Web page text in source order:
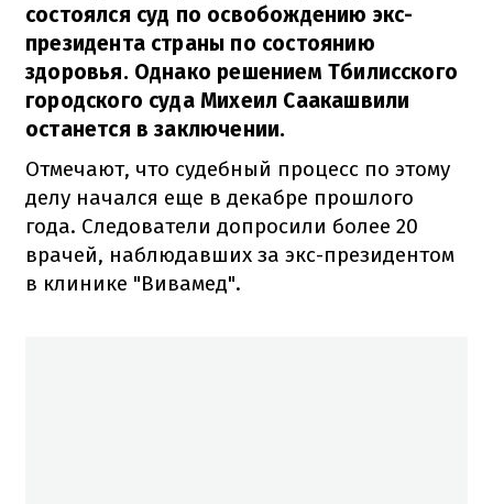
состоялся суд по освобождению экс-
президента страны по состоянию
здоровья. Однако решением Тбилисского
городского суда Михеил Саакашвили
останется в заключении.
Отмечают, что судебный процесс по этому
делу начался еще в декабре прошлого
года. Следователи допросили более 20
врачей, наблюдавших за экс-президентом
в клинике "Вивамед".